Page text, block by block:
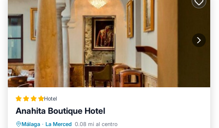
Hotel
Anahita Boutique Hotel
Málaga · La Merced 0.08 mi al centro
Desayuno
Aparcamiento